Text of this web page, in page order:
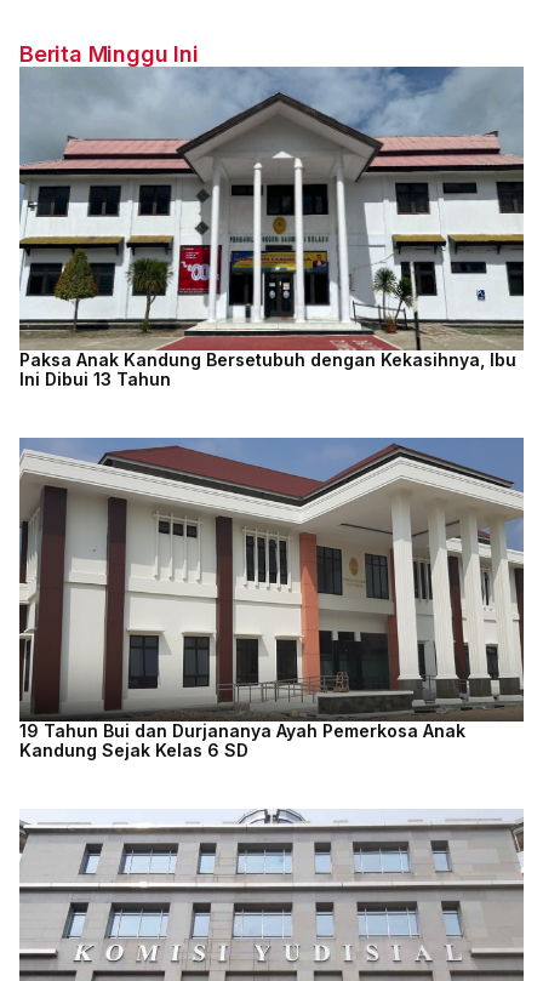
Berita Minggu Ini
Paksa Anak Kandung Bersetubuh dengan Kekasihnya, Ibu
Ini Dibui 13 Tahun
19 Tahun Bui dan Durjananya Ayah Pemerkosa Anak
Kandung Sejak Kelas 6 SD